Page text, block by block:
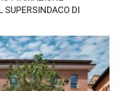
SUPERSINDACO DI